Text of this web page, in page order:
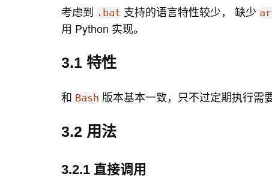
#  -mtime n
#  File was last modified n*24 hours
remove_old_files
local
find
$DIR -type f -mtime +
fi
# Iterate over the directories and
考虑到 .bat 支持的语言特性较少， 缺少
用 Python 实现。
3.1 特性
和 Bash 版本基本一致，只不过定期执行需
3.2 用法
3.2.1 直接调用